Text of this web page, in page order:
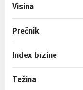
Visina
Prečnik
Index brzine
Težina